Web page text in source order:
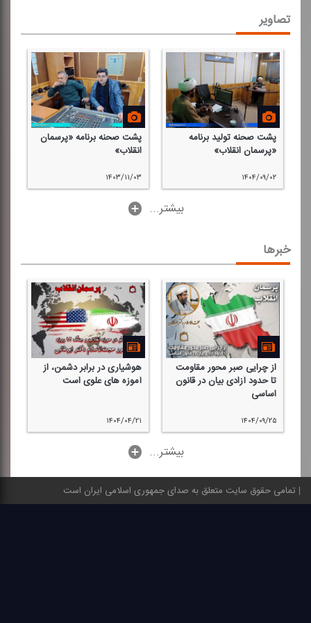
تصاویر
پشت صحنه تولید برنامه
«پرسمان انقلاب»
۱۴۰۴/۰۹/۰۲
پشت صحنه برنامه «پرسمان
انقلاب»
۱۴۰۳/۱۱/۰۳
...بیشتر
خبرها
از چرایی صبر محور مقاومت
تا حدود آزادی بیان در قانون
اساسی
۱۴۰۴/۰۹/۲۵
هوشیاری در برابر دشمن، از
آموزه های علوی است
۱۴۰۴/۰۴/۲۱
...بیشتر
تمامی حقوق سایت متعلق به صدای جمهوری اسلامی ایران است